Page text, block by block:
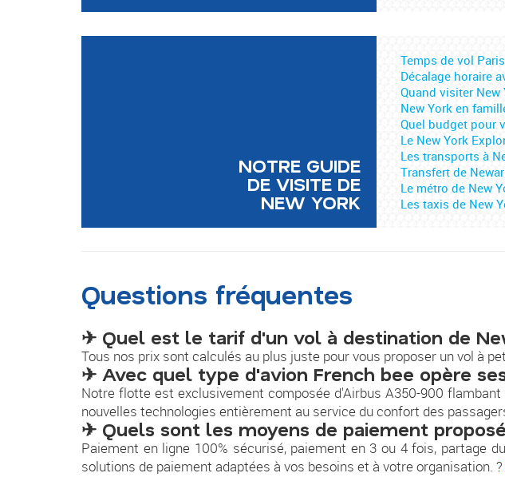
NOTRE GUIDE
DE VISITE DE
NEW YORK
Temps de vol
Décalage horaire
Quand visiter New
New York en
Quel budget pour
Le New York
Les transports à
Transfert de
Le métro de New
Les taxis de New
Questions fréquentes
✈ Quel est le tarif d'un vol à destination de
Tous nos prix sont calculés au plus juste pour vous proposer un vol à
✈ Avec quel type d'avion French bee opère
Notre flotte est exclusivement composée d'Airbus A350-900
nouvelles technologies entièrement au service du confort des
✈ Quels sont les moyens de paiement
Paiement en ligne 100% sécurisé, paiement en 3 ou 4 fois, partage
solutions de paiement adaptées à vos besoins et à votre organisation. ?